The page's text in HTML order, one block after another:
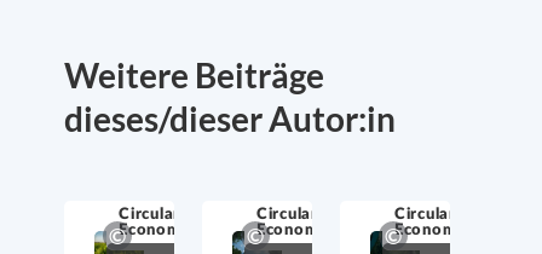
Weitere Beiträge
dieses/dieser Autor:in
Circular
Economy
Circular
Economy
Circular
Economy